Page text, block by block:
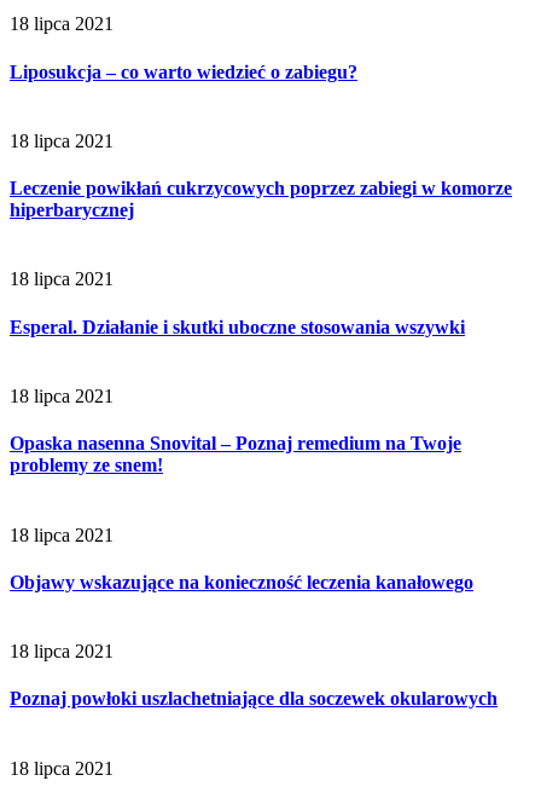
18 lipca 2021
Liposukcja – co warto wiedzieć o zabiegu?
18 lipca 2021
Leczenie powikłań cukrzycowych poprzez zabiegi w komorze
hiperbarycznej
18 lipca 2021
Esperal. Działanie i skutki uboczne stosowania wszywki
18 lipca 2021
Opaska nasenna Snovital – Poznaj remedium na Twoje
problemy ze snem!
18 lipca 2021
Objawy wskazujące na konieczność leczenia kanałowego
18 lipca 2021
Poznaj powłoki uszlachetniające dla soczewek okularowych
18 lipca 2021